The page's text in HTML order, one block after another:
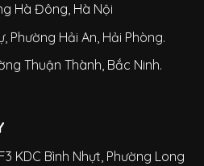
Hà Đông, Hà Nội
Phường Hải An, Hải Phòng.
Thuận Thành, Bắc Ninh.
KDC Bình Nhựt, Phường Long